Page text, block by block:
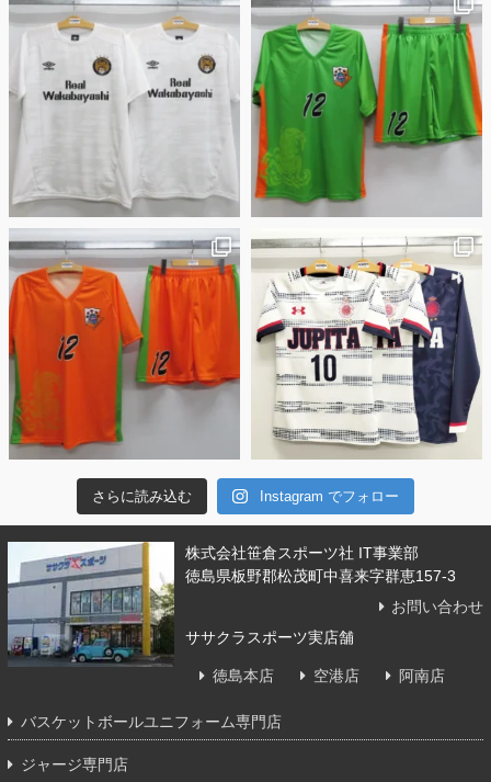
さらに読み込む Instagram でフォロー
株式会社笹倉スポーツ社 IT事業部
徳島県板野郡松茂町中喜来字群恵157-3
お問い合わせ
ササクラスポーツ実店舗
徳島本店 空港店 阿南店
バスケットボールユニフォーム専門店
ジャージ専門店